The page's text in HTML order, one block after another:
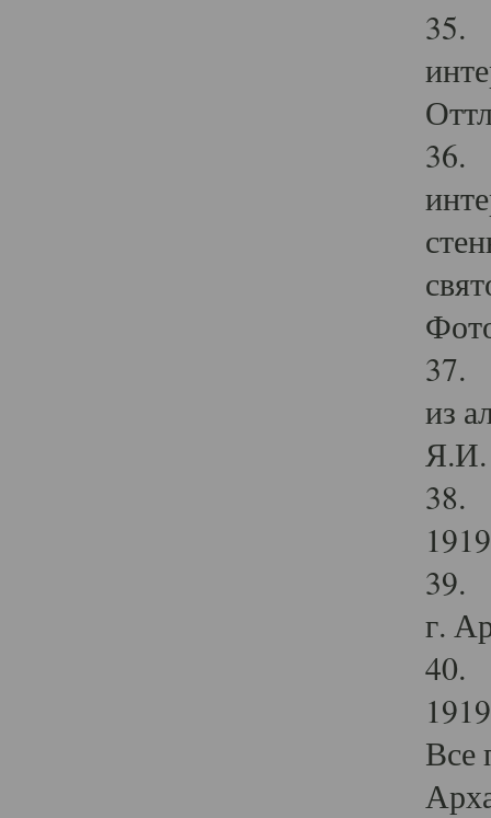
35.
36.
37.
из
Я.И.
38.
39.
г.
40.
Все